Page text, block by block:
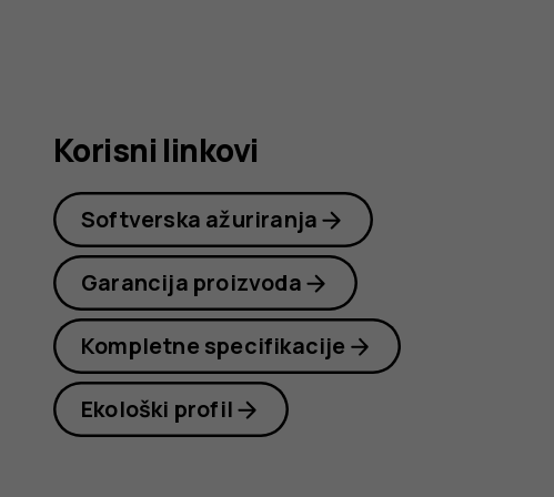
C22
Korisni linkovi
Softverska ažuriranja
Garancija proizvoda
Kompletne specifikacije
Ekološki profil